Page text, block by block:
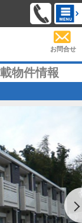
お問合せ
物件情報